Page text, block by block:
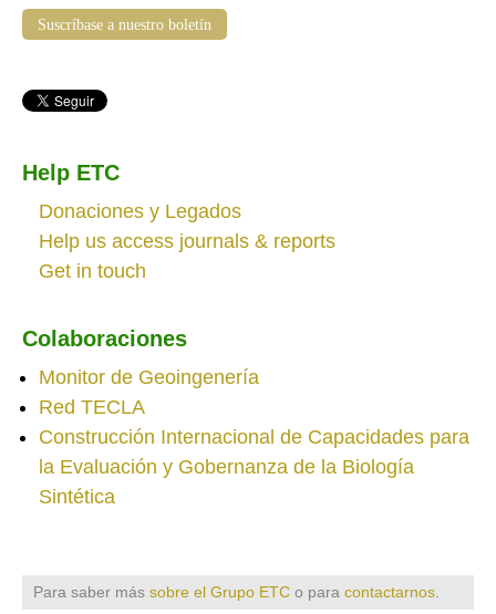
Suscríbase a nuestro boletín
Help ETC
Donaciones y Legados
Help us access journals & reports
Get in touch
Colaboraciones
Monitor de Geoingenería
Red TECLA
Construcción Internacional de Capacidades para
la Evaluación y Gobernanza de la Biología
Sintética
Para saber más sobre el Grupo ETC o para contactarnos.